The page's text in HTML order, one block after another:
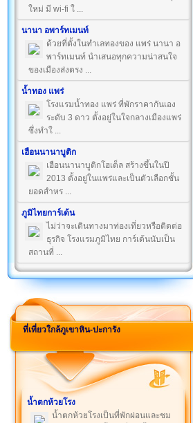
ใหม่ มี wi-fi ใ ...
นานา อพาร์ทเมนท์
ด้วยที่ตั้งในทำเลทองของ แพร่ นานา อ
พาร์ทเมนท์ นำเสนอทุกความน่าสนใจ
ของเมืองส่งตรง ...
น้ำทอง แพร่
โรงแรมน้ำทอง แพร่ ที่พักราคากันเอง
ระดับ 3 ดาว ตั้งอยู่ในใจกลางเมืองแพร่
ซึ่งทำใ ...
เฮือนนานาบูติก
เฮือนนานาบูติกโฮเต็ล สร้างขึ้นในปี
2013 ตั้งอยู่ในแพร่และเป็นตัวเลือกชั้น
ยอดสำหร ...
ภูมิไทยการ์เด้น
ไม่ว่าจะเดินทางมาท่องเที่ยวหรือติดต่อ
ธุรกิจ โรงแรมภูมิไทย การ์เด้นนับเป็น
สถานที่ ...
ที่เที่ยวใกล้ภูเขาหิน-ปะการัง
น้ำตกห้วยโรง
น้ำตกห้วยโรงเป็นที่พักผ่อนและชม